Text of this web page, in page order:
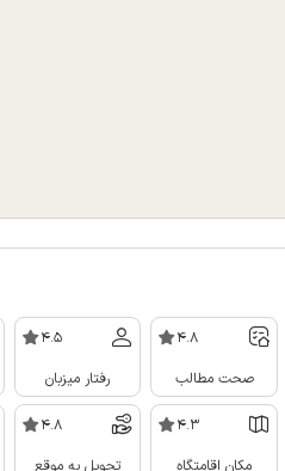
4.8
صحت مطالب
4.5
رفتار میزبان
4.3
مکان اقامتگاه
4.8
تحویل به موقع